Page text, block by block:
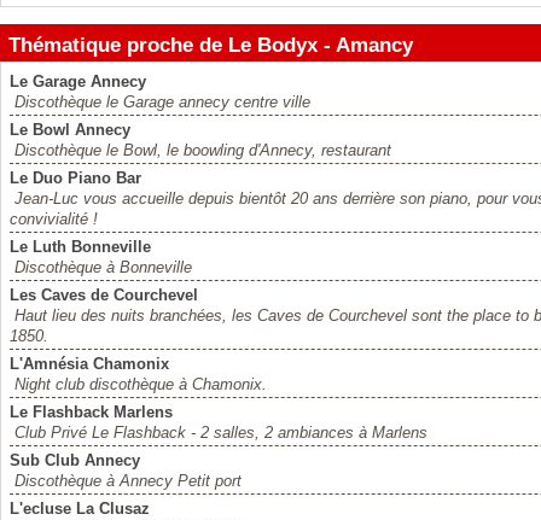
Thématique proche de Le Bodyx - Amancy
Le Garage Annecy
Discothèque le Garage annecy centre ville
Le Bowl Annecy
Discothèque le Bowl, le boowling d'Annecy, restaurant
Le Duo Piano Bar
Jean-Luc vous accueille depuis bientôt 20 ans derrière son piano, pour
convivialité !
Le Luth Bonneville
Discothèque à Bonneville
Les Caves de Courchevel
Haut lieu des nuits branchées, les Caves de Courchevel sont the place to
1850.
L'Amnésia Chamonix
Night club discothèque à Chamonix.
Le Flashback Marlens
Club Privé Le Flashback - 2 salles, 2 ambiances à Marlens
Sub Club Annecy
Discothèque à Annecy Petit port
L'ecluse La Clusaz